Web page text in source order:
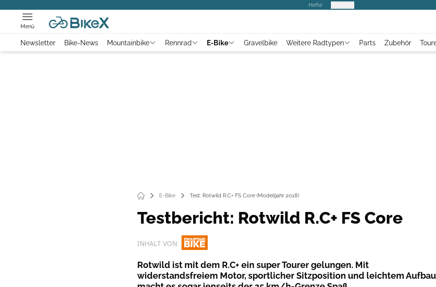
Hefte
Menü
Newsletter Bike-News Mountainbike Rennrad E-Bike Gravelbike Weitere Radtypen Parts Zubehör
E-Bike Test: Rotwild R.C+ FS Core (Modelljahr 2018)
Testbericht: Rotwild R.C+ FS Core
INHALT VON
Rotwild ist mit dem R.C+ ein super Tourer gelungen. Mit
widerstandsfreiem Motor, sportlicher Sitzposition und leichtem Aufbau